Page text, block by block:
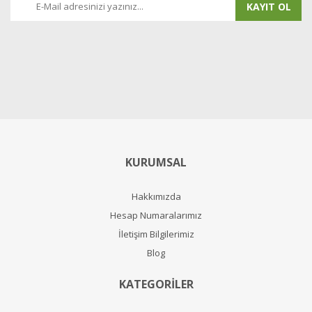
KAYIT OL
KURUMSAL
Hakkımızda
Hesap Numaralarımız
İletişim Bilgilerimiz
Blog
KATEGORİLER